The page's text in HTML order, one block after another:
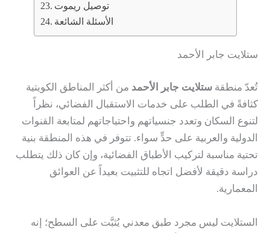
توصيل ريموت
الأسئلة الشائعة
ستلايت جابر الأحمد
تُعدّ منطقة ستلايت جابر الأحمد من أكثر المناطق الكويتية
كثافةً في الطلب على خدمات الاستقبال الفضائي، نظراً
لتنوع السكان وتعدد جنسياتهم واحتياجاتهم لمتابعة القنوات
الدولية والعربية على حدٍّ سواء. تتوفر في هذه المنطقة بنية
تحتية مناسبة لتركيب الأطباق الفضائية، وإن كان ذلك يتطلب
دراسة دقيقة لأفضل اتجاه للتثبيت بعيداً عن العوائق
المعمارية.
الستلايت ليس مجرد طبق معدني يُثبَّت على السطح؛ إنه